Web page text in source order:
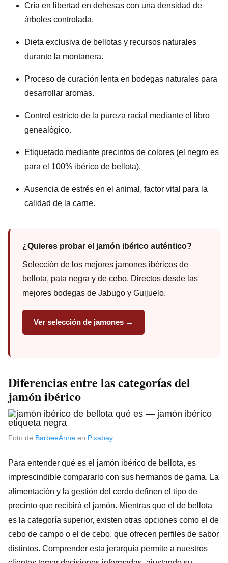
Cría en libertad en dehesas con una densidad de
árboles controlada.
Dieta exclusiva de bellotas y recursos naturales
durante la montanera.
Proceso de curación lenta en bodegas naturales para
desarrollar aromas.
Control estricto de la pureza racial mediante el libro
genealógico.
Etiquetado mediante precintos de colores (el negro es
para el 100% ibérico de bellota).
Ausencia de estrés en el animal, factor vital para la
calidad de la carne.
¿Quieres probar el jamón ibérico auténtico?
Selección de los mejores jamones ibéricos de
bellota, pata negra y de cebo. Directos desde las
mejores bodegas de Jabugo y Guijuelo.
Ver selección de jamones →
Diferencias entre las categorías del
jamón ibérico
Foto de BarbeeAnne en Pixabay
Para entender qué es el jamón ibérico de bellota, es
imprescindible compararlo con sus hermanos de gama. La
alimentación y la gestión del cerdo definen el tipo de
precinto que recibirá el jamón. Mientras que el de bellota
es la categoría superior, existen otras opciones como el de
cebo de campo o el de cebo, que ofrecen perfiles de sabor
distintos. Comprender esta jerarquía permite a nuestros